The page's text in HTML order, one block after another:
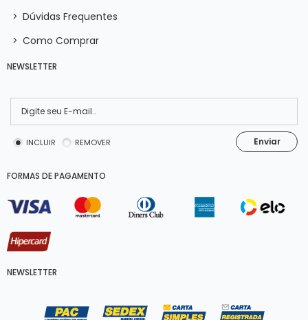
> Dúvidas Frequentes
> Como Comprar
NEWSLETTER
INCLUIR REMOVER Enviar
FORMAS DE PAGAMENTO
NEWSLETTER